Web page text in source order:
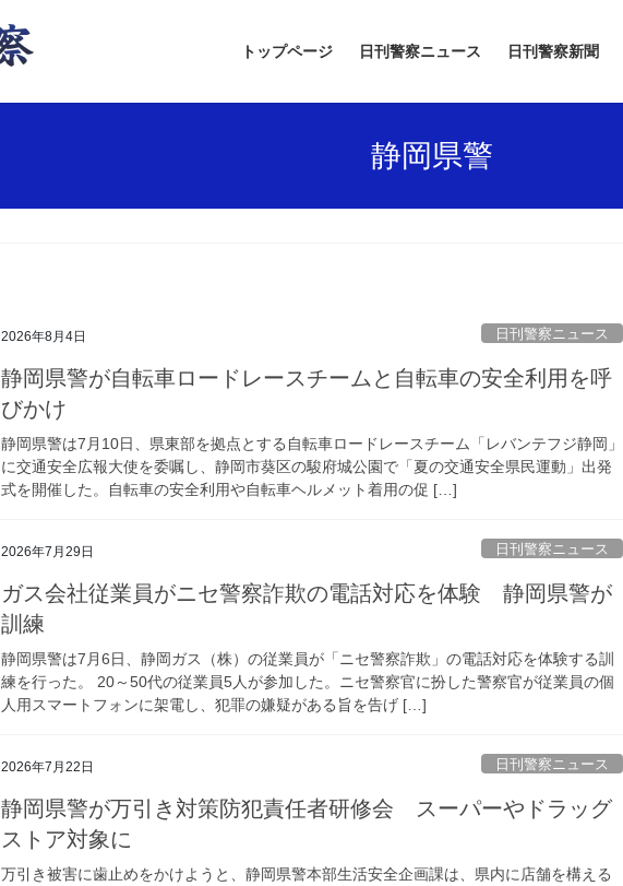
トップページ 日刊警察ニュース 日刊警察新聞
静岡県警
2026年8月4日 日刊警察ニュース
静岡県警が自転車ロードレースチームと自転車の安全利用を呼
びかけ
静岡県警は7月10日、県東部を拠点とする自転車ロードレースチーム「レバンテフジ静岡」
に交通安全広報大使を委嘱し、静岡市葵区の駿府城公園で「夏の交通安全県民運動」出発
式を開催した。自転車の安全利用や自転車ヘルメット着用の促 […]
2026年7月29日 日刊警察ニュース
ガス会社従業員がニセ警察詐欺の電話対応を体験 静岡県警が
訓練
静岡県警は7月6日、静岡ガス（株）の従業員が「ニセ警察詐欺」の電話対応を体験する訓
練を行った。 20～50代の従業員5人が参加した。ニセ警察官に扮した警察官が従業員の個
人用スマートフォンに架電し、犯罪の嫌疑がある旨を告げ […]
2026年7月22日 日刊警察ニュース
静岡県警が万引き対策防犯責任者研修会 スーパーやドラッグ
ストア対象に
万引き被害に歯止めをかけようと、静岡県警本部生活安全企画課は、県内に店舗を構える